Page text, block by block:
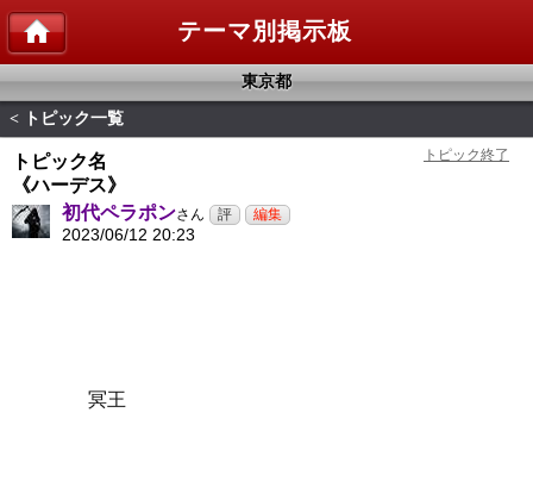
テーマ別掲示板
東京都
< トピック一覧
トピック名
《ハーデス》
初代ペラポンさん
2023/06/12 20:23
冥王